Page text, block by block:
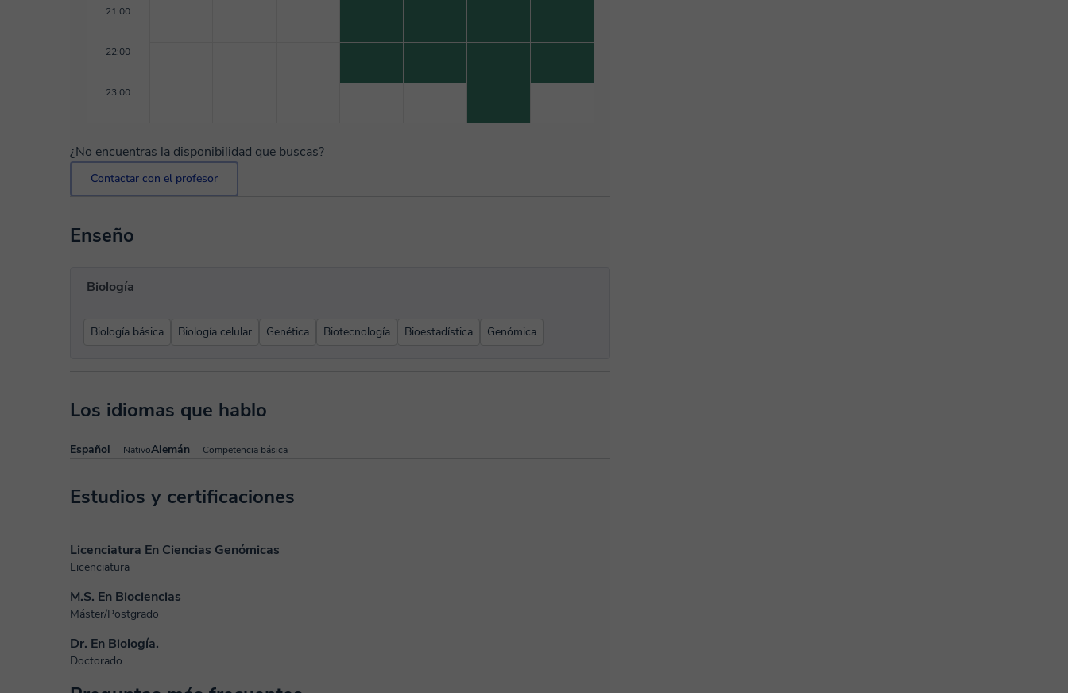
21:00
22:00
23:00
¿No encuentras la disponibilidad que buscas?
Contactar con el profesor
Enseño
Biología
Biología básica Biología celular Genética Biotecnología Bioestadística Genómica
Los idiomas que hablo
Español NativoAlemán Competencia básica
Estudios y certificaciones
Licenciatura En Ciencias Genómicas
Licenciatura
M.S. En Biociencias
Máster/Postgrado
Dr. En Biología.
Doctorado